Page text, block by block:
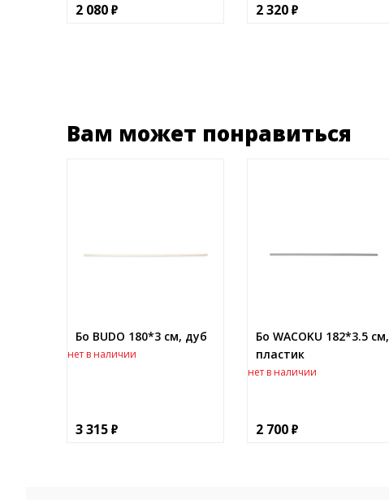
2 080 2 320
Вам может понравиться
Бо BUDO 180*3 см, дуб
нет в наличии
3 315
Бо WACOKU 182*3.5 см,
пластик
нет в наличии
2 700